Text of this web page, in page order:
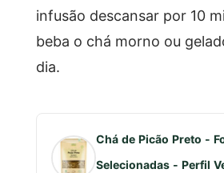
infusão descansar por 10
beba o chá morno ou
dia.
Chá de Picão Preto -
Selecionadas - Perfil